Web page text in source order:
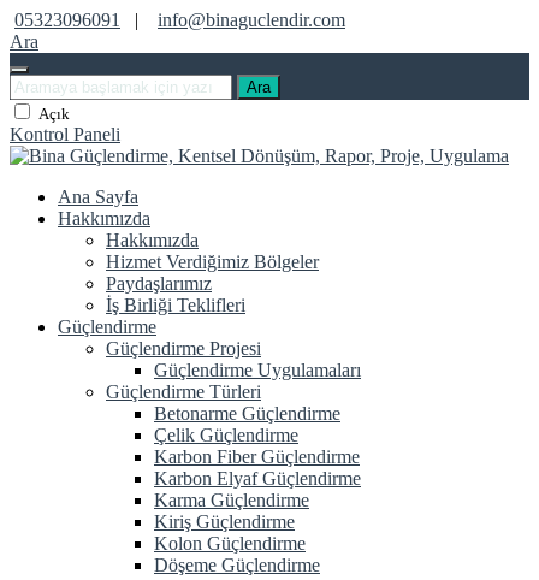
05323096091 |
info@binaguclendir.com
Ara
Ara
Açık
Kontrol Paneli
Ana Sayfa
Hakkımızda
Hakkımızda
Hizmet Verdiğimiz Bölgeler
Paydaşlarımız
İş Birliği Teklifleri
Güçlendirme
Güçlendirme Projesi
Güçlendirme Uygulamaları
Güçlendirme Türleri
Betonarme Güçlendirme
Çelik Güçlendirme
Karbon Fiber Güçlendirme
Karbon Elyaf Güçlendirme
Karma Güçlendirme
Kiriş Güçlendirme
Kolon Güçlendirme
Döşeme Güçlendirme